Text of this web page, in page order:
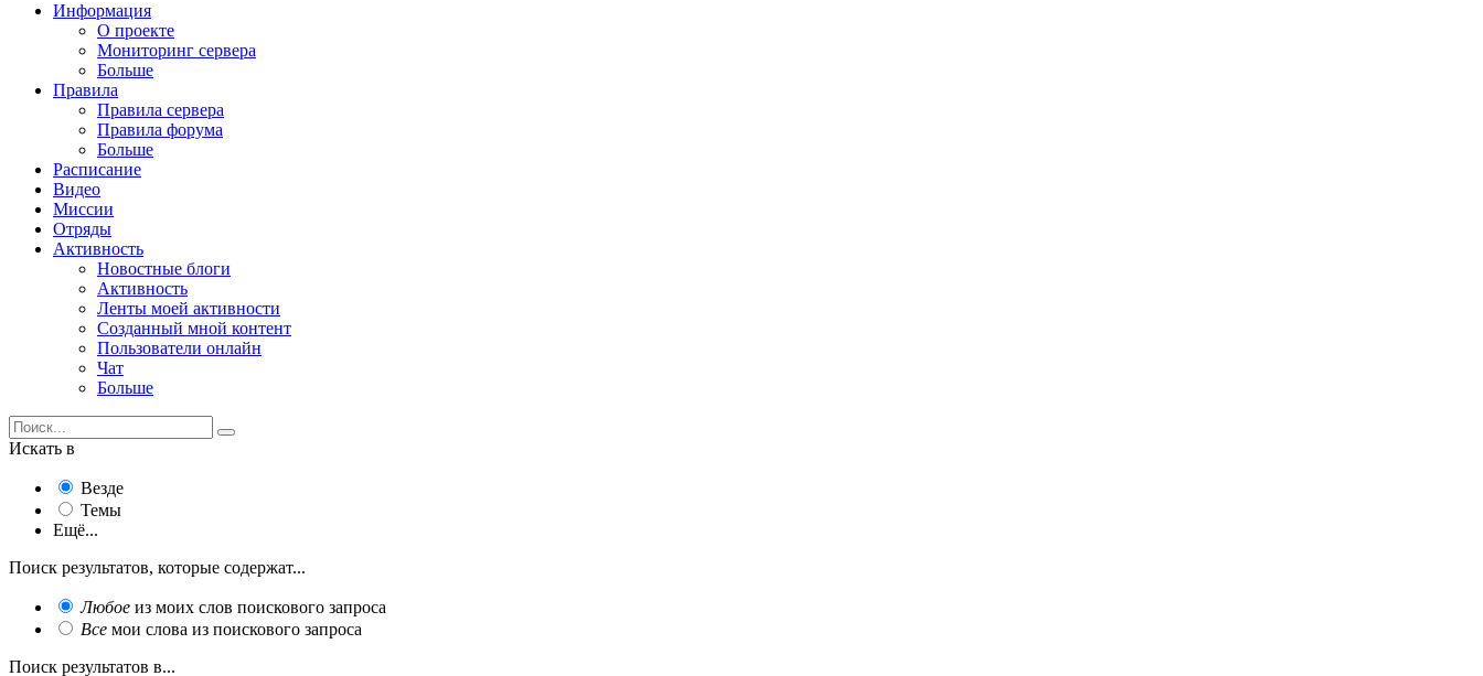
Информация
О проекте
Мониторинг сервера
Больше
Правила
Правила сервера
Правила форума
Больше
Расписание
Видео
Миссии
Отряды
Активность
Новостные блоги
Активность
Ленты моей активности
Созданный мной контент
Пользователи онлайн
Чат
Больше
Искать в
Везде
Темы
Ещё...
Поиск результатов, которые содержат...
Любое из моих слов поискового запроса
Все мои слова из поискового запроса
Поиск результатов в...